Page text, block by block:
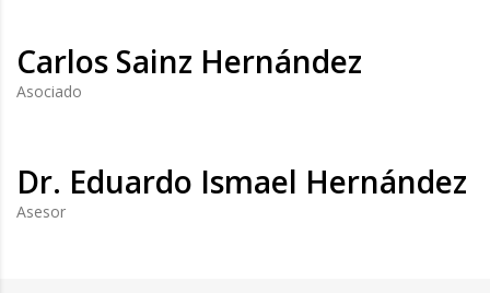
Carlos Sainz Hernández
Asociado
Dr. Eduardo Ismael Hernández
Asesor